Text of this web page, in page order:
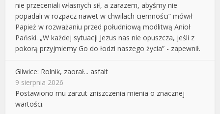
nie przeceniali własnych sił, a zarazem, abyśmy nie
popadali w rozpacz nawet w chwilach ciemności” mówił
Papież w rozważaniu przed południową modlitwą Anioł
Pański. „W każdej sytuacji Jezus nas nie opuszcza, jeśli z
pokorą przyjmiemy Go do łodzi naszego życia” - zapewnił.
Gliwice: Rolnik, zaorał... asfalt
9 sierpnia 2026
Postawiono mu zarzut zniszczenia mienia o znacznej
wartości.